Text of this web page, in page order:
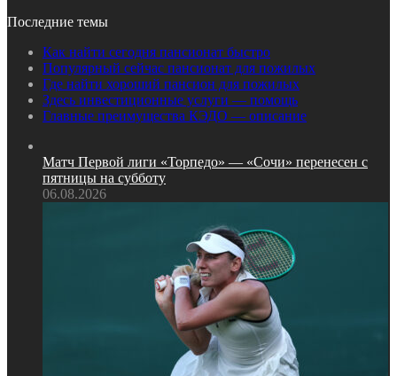
Последние темы
Как найти сегодня пансионат быстро
Популярный сейчас пансионат для пожилых
Где найти хороший пансион для пожилых
Здесь инвестиционные услуги — помощь
Главные преимущества КЭДО — описание
Матч Первой лиги «Торпедо» — «Сочи» перенесен с
пятницы на субботу
06.08.2026